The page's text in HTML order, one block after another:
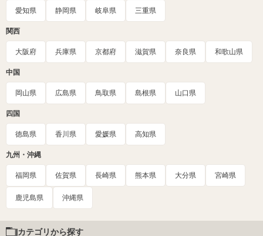
愛知県 静岡県 岐阜県 三重県
関西
大阪府 兵庫県 京都府 滋賀県 奈良県 和歌山県
中国
岡山県 広島県 鳥取県 島根県 山口県
四国
徳島県 香川県 愛媛県 高知県
九州・沖縄
福岡県 佐賀県 長崎県 熊本県 大分県 宮崎県
鹿児島県 沖縄県
カテゴリから探す